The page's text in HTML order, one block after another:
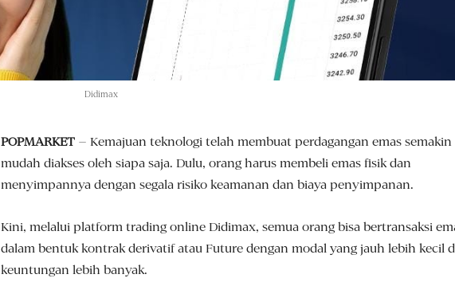
Didimax
POPMARKET – Kemajuan teknologi telah membuat perdagangan emas semakin
mudah diakses oleh siapa saja. Dulu, orang harus membeli emas fisik dan
menyimpannya dengan segala risiko keamanan dan biaya penyimpanan.
Kini, melalui platform trading online Didimax, semua orang bisa bertransaksi
dalam bentuk kontrak derivatif atau Future dengan modal yang jauh lebih kecil
keuntungan lebih banyak.